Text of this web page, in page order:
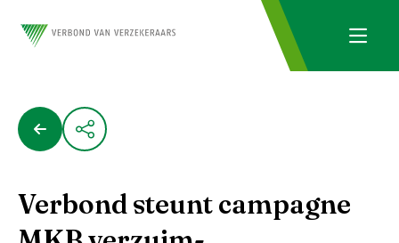
Verbond steunt campagne